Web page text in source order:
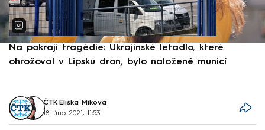
Na pokraji tragédie: Ukrajinské letadlo, které
ohrožoval v Lipsku dron, bylo naložené municí
ČTK, Eliška Míková
18. úno 2021, 11:53